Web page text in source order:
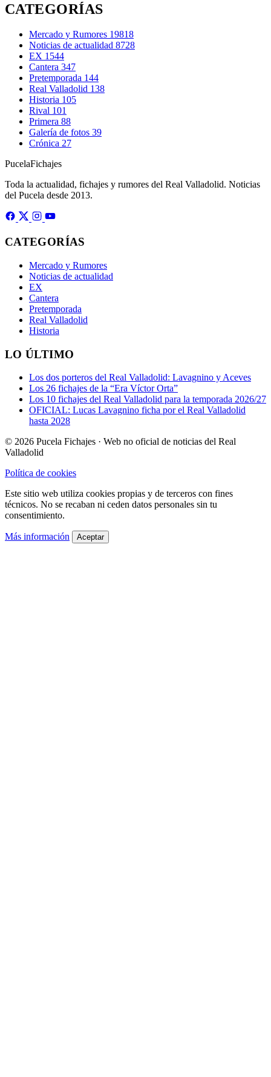
CATEGORÍAS
Mercado y Rumores 19818
Noticias de actualidad 8728
EX 1544
Cantera 347
Pretemporada 144
Real Valladolid 138
Historia 105
Rival 101
Primera 88
Galería de fotos 39
Crónica 27
PucelaFichajes
Toda la actualidad, fichajes y rumores del Real Valladolid. Noticias
del Pucela desde 2013.
CATEGORÍAS
Mercado y Rumores
Noticias de actualidad
EX
Cantera
Pretemporada
Real Valladolid
Historia
LO ÚLTIMO
Los dos porteros del Real Valladolid: Lavagnino y Aceves
Los 26 fichajes de la “Era Víctor Orta”
Los 10 fichajes del Real Valladolid para la temporada 2026/27
OFICIAL: Lucas Lavagnino ficha por el Real Valladolid
hasta 2028
© 2026 Pucela Fichajes · Web no oficial de noticias del Real
Valladolid
Política de cookies
Este sitio web utiliza cookies propias y de terceros con fines
técnicos. No se recaban ni ceden datos personales sin tu
consentimiento.
Más información Aceptar